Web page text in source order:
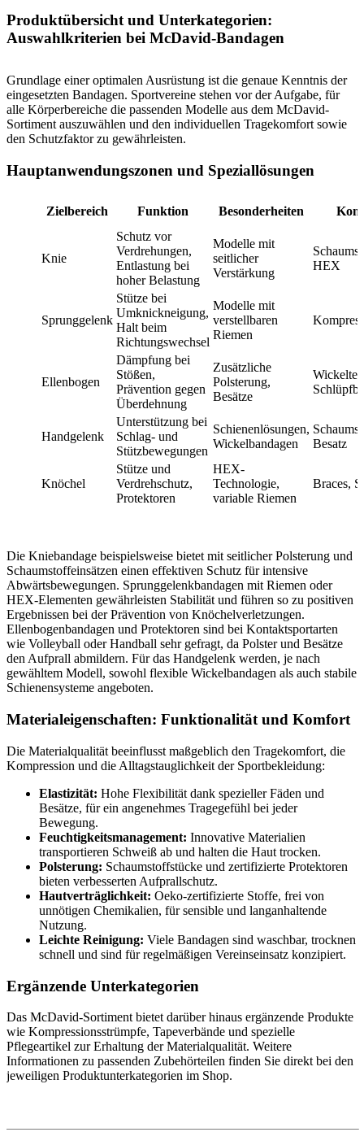
Produktübersicht und Unterkategorien:
Auswahlkriterien bei McDavid-Bandagen
Grundlage einer optimalen Ausrüstung ist die genaue Kenntnis der
eingesetzten Bandagen. Sportvereine stehen vor der Aufgabe, für
alle Körperbereiche die passenden Modelle aus dem McDavid-
Sortiment auszuwählen und den individuellen Tragekomfort sowie
den Schutzfaktor zu gewährleisten.
Hauptanwendungszonen und Speziallösungen
Zielbereich Funktion Besonderheiten
Knie
Schutz vor
Verdrehungen,
Entlastung bei
hoher Belastung
Modelle mit
seitlicher
Verstärkung
HEX
Sprunggelenk
Stütze bei
Umknickneigung,
Halt beim
Richtungswechsel
Modelle mit
verstellbaren
Riemen
Ellenbogen
Dämpfung bei
Stößen,
Prävention gegen
Überdehnung
Zusätzliche
Polsterung,
Besätze
Handgelenk
Unterstützung bei
Schlag- und
Stützbewegungen
Schienenlösungen,
Wickelbandagen
Besatz
Knöchel
Stütze und
Verdrehschutz,
Protektoren
HEX-
Technologie,
variable Riemen
Braces,
Die Kniebandage beispielsweise bietet mit seitlicher Polsterung und
Schaumstoffeinsätzen einen effektiven Schutz für intensive
Abwärtsbewegungen. Sprunggelenkbandagen mit Riemen oder
HEX-Elementen gewährleisten Stabilität und führen so zu positiven
Ergebnissen bei der Prävention von Knöchelverletzungen.
Ellenbogenbandagen und Protektoren sind bei Kontaktsportarten
wie Volleyball oder Handball sehr gefragt, da Polster und Besätze
den Aufprall abmildern. Für das Handgelenk werden, je nach
gewähltem Modell, sowohl flexible Wickelbandagen als auch stabile
Schienensysteme angeboten.
Materialeigenschaften: Funktionalität und Komfort
Die Materialqualität beeinflusst maßgeblich den Tragekomfort, die
Kompression und die Alltagstauglichkeit der Sportbekleidung:
Elastizität: Hohe Flexibilität dank spezieller Fäden und
Besätze, für ein angenehmes Tragegefühl bei jeder
Bewegung.
Feuchtigkeitsmanagement: Innovative Materialien
transportieren Schweiß ab und halten die Haut trocken.
Polsterung: Schaumstoffstücke und zertifizierte Protektoren
bieten verbesserten Aufprallschutz.
Hautverträglichkeit: Oeko-zertifizierte Stoffe, frei von
unnötigen Chemikalien, für sensible und langanhaltende
Nutzung.
Leichte Reinigung: Viele Bandagen sind waschbar, trocknen
schnell und sind für regelmäßigen Vereinseinsatz konzipiert.
Ergänzende Unterkategorien
Das McDavid-Sortiment bietet darüber hinaus ergänzende Produkte
wie Kompressionsstrümpfe, Tapeverbände und spezielle
Pflegeartikel zur Erhaltung der Materialqualität. Weitere
Informationen zu passenden Zubehörteilen finden Sie direkt bei den
jeweiligen Produktunterkategorien im Shop.